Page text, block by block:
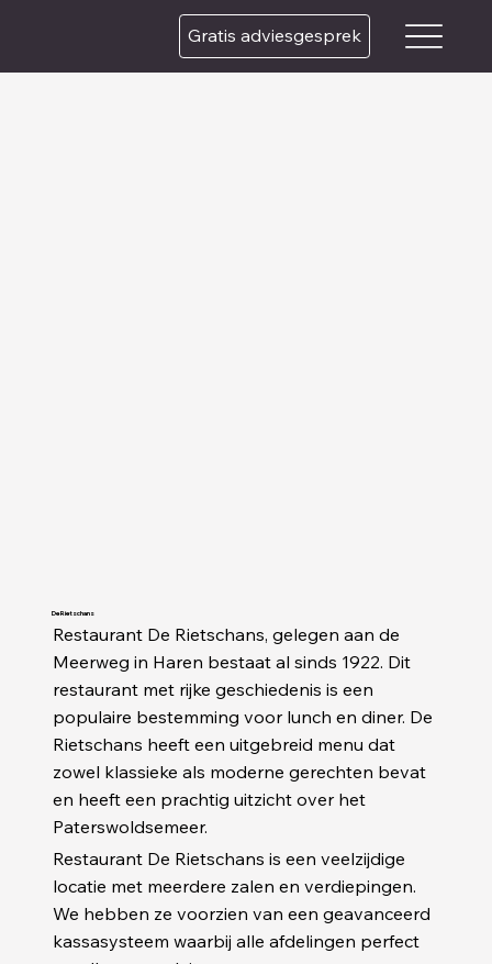
Gratis adviesgesprek
De Rietschans
Restaurant De Rietschans, gelegen aan de
Meerweg in Haren bestaat al sinds 1922. Dit
restaurant met rijke geschiedenis is een
populaire bestemming voor lunch en diner. De
Rietschans heeft een uitgebreid menu dat
zowel klassieke als moderne gerechten bevat
en heeft een prachtig uitzicht over het
Paterswoldsemeer.
Restaurant De Rietschans is een veelzijdige
locatie met meerdere zalen en verdiepingen.
We hebben ze voorzien van een geavanceerd
kassasysteem waarbij alle afdelingen perfect